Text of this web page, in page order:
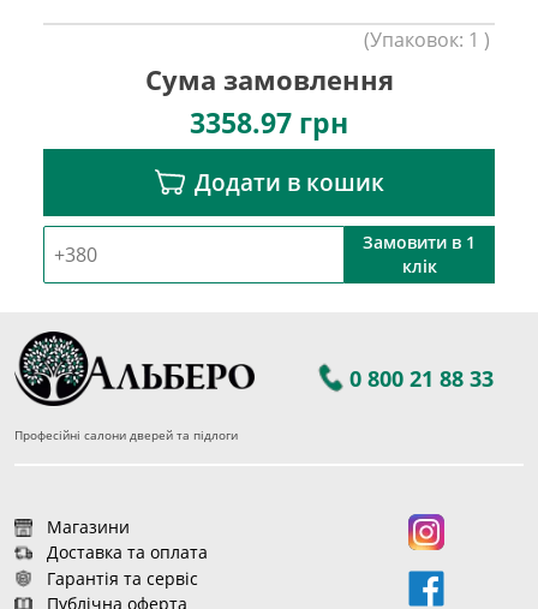
(Упаковок: 1 )
Сума замовлення
3358.97 грн
Додати в кошик
Замовити в 1
клік
0 800 21 88 33
Професійні салони дверей та підлоги
Магазини
Доставка та оплата
Гарантія та сервіс
Публічна оферта